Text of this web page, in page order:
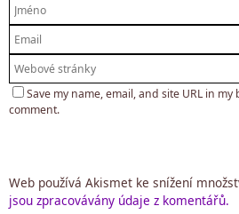
Save my name, email, and site URL in
comment.
Web používá Akismet ke snížení
jsou zpracovávány údaje z komentářů.